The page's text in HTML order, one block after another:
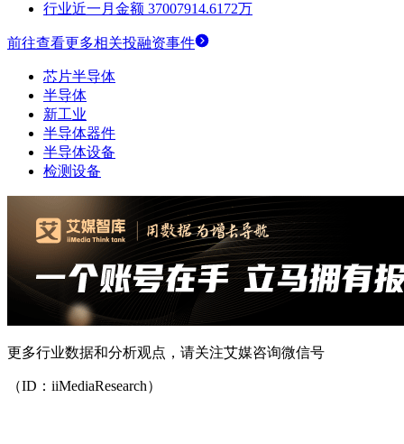
行业近一月金额 37007914.6172万
前往查看更多相关投融资事件
芯片半导体
半导体
新工业
半导体器件
半导体设备
检测设备
更多行业数据和分析观点，请关注艾媒咨询微信号
（ID：iiMediaResearch）